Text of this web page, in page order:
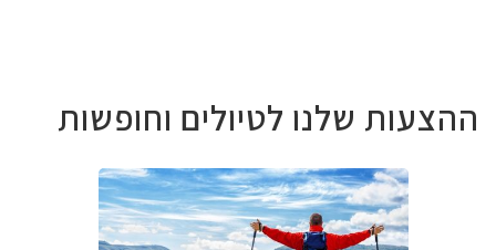
ההצעות שלנו לטיולים וחופשות